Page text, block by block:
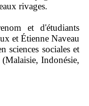
rivages.
et d'étudiants
et Étienne Naveau
sciences sociales et
Indonésie,